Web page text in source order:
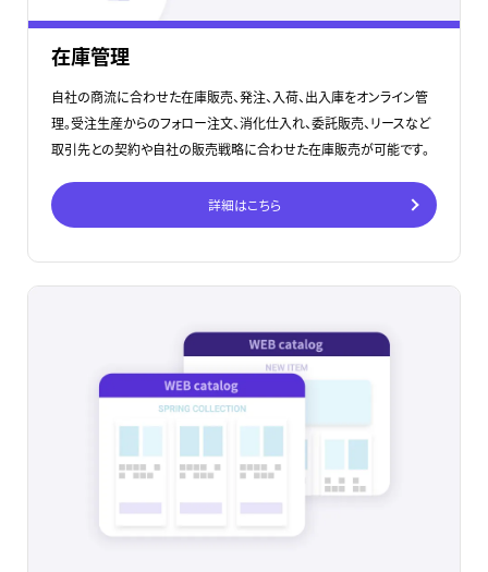
在庫管理
自社の商流に合わせた在庫販売、発注、入荷、出入庫をオンライン管
理。受注生産からのフォロー注文、消化仕入れ、委託販売、リースなど
取引先との契約や自社の販売戦略に合わせた在庫販売が可能です。
詳細はこちら